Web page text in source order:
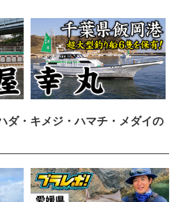
ダ・キメジ・ハマチ・メダイの